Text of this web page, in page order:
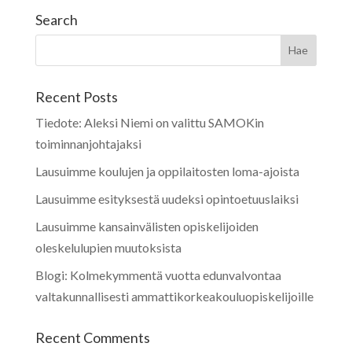
Search
Recent Posts
Tiedote: Aleksi Niemi on valittu SAMOKin
toiminnanjohtajaksi
Lausuimme koulujen ja oppilaitosten loma-ajoista
Lausuimme esityksestä uudeksi opintoetuuslaiksi
Lausuimme kansainvälisten opiskelijoiden
oleskelulupien muutoksista
Blogi: Kolmekymmentä vuotta edunvalvontaa
valtakunnallisesti ammattikorkeakouluopiskelijoille
Recent Comments